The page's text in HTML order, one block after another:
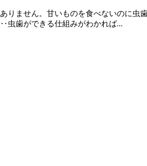
りません。甘いものを食べないのに
虫歯ができる仕組みがわかれば...